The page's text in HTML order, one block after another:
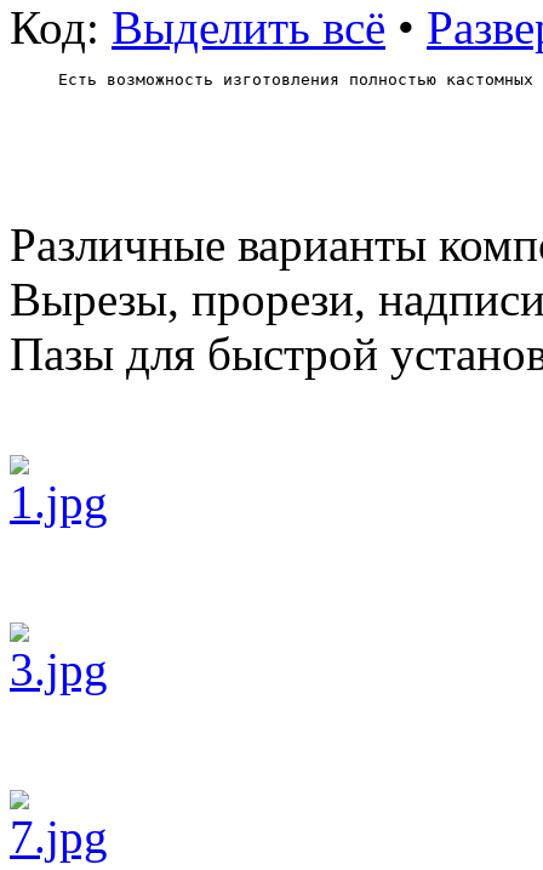
Код: Выделить всё •
Есть возможность изготовления полностью
Различные варианты
Вырезы, прорези,
Пазы для быстрой